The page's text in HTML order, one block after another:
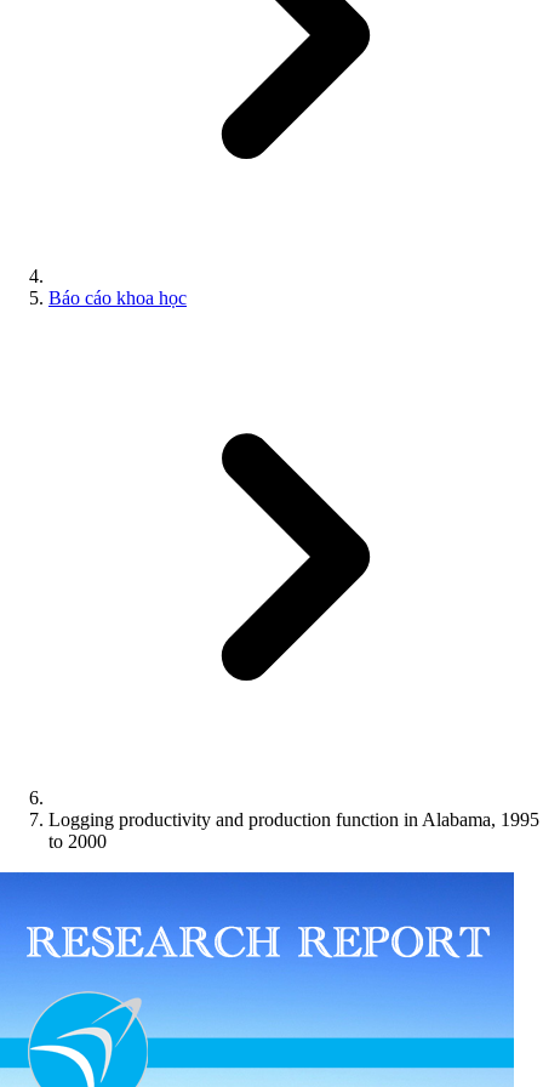
Báo cáo khoa học
Logging productivity and production function in Alabama, 1995
to 2000